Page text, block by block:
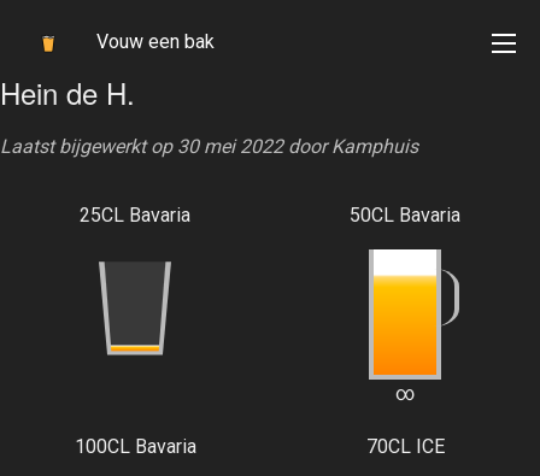
Vouw een bak
Hein de H.
Laatst bijgewerkt op 30 mei 2022 doorKamphuis
25CL Bavaria 50CL Bavaria
∞
100CL Bavaria 70CL ICE